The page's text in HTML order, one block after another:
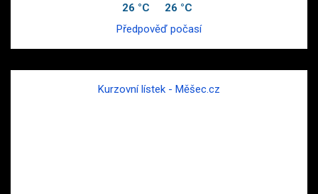
26 °C
26 °C
Předpověď počasí
Kurzovní lístek - Měšec.cz